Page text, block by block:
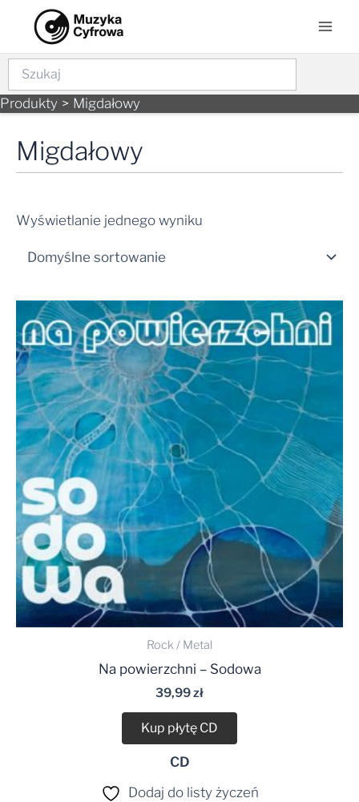
content
Szukaj
Produkty Migdałowy
Migdałowy
Wyświetlanie jednego wyniku
Rock / Metal
Na powierzchni – Sodowa
39,99zł
Kup płytę CD
CD
Dodaj do listy życzeń